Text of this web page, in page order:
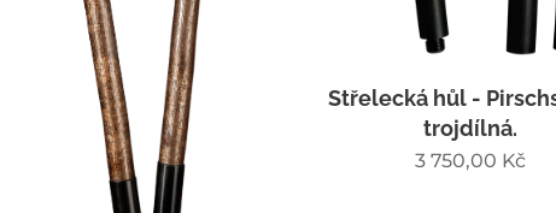
Střelecká hůl -
trojdílná.
3 750,00 Kč